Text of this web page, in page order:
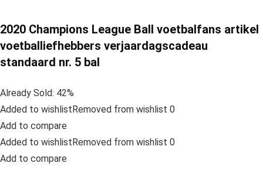
2020 Champions League Ball voetbalfans artikel
voetballiefhebbers verjaardagscadeau
standaard nr. 5 bal
Already Sold: 42%
Added to wishlistRemoved from wishlist 0
Add to compare
Added to wishlistRemoved from wishlist 0
Add to compare